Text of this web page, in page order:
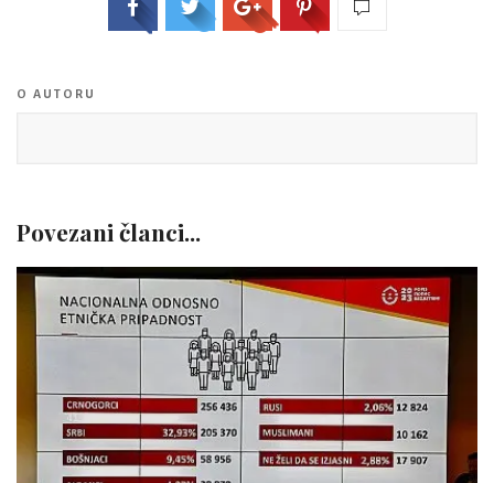
O AUTORU
Povezani članci...